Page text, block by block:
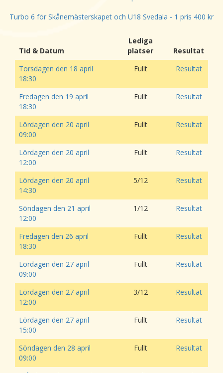
Turbo 6 för Skånemästerskapet och U18 Svedala - 1 pris 400 kr
Tid & Datum
Lediga
platser
Resultat
Torsdagen den 18 april
18:30
Fullt Resultat
Fredagen den 19 april
18:30
Fullt Resultat
Lördagen den 20 april
09:00
Fullt Resultat
Lördagen den 20 april
12:00
Fullt Resultat
Lördagen den 20 april
14:30
5/12 Resultat
Söndagen den 21 april
12:00
1/12 Resultat
Fredagen den 26 april
18:30
Fullt Resultat
Lördagen den 27 april
09:00
Fullt Resultat
Lördagen den 27 april
12:00
3/12 Resultat
Lördagen den 27 april
15:00
Fullt Resultat
Söndagen den 28 april
09:00
Fullt Resultat